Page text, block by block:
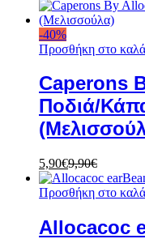
-40%
Προσθήκη στο
Caperons
Ποδιά/
5,90€9,90€
Προσθήκη στο
Allocacoc